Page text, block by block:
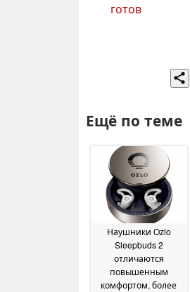
готов
Ещё по теме
Наушники Ozlo
Sleepbuds 2
отличаются
повышенным
комфортом, более